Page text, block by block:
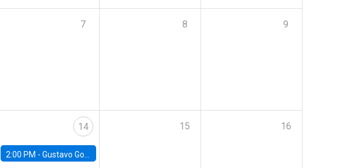
7 8 9
14
2:00 PM - Gustavo González - Banco Central de Chile
15 16